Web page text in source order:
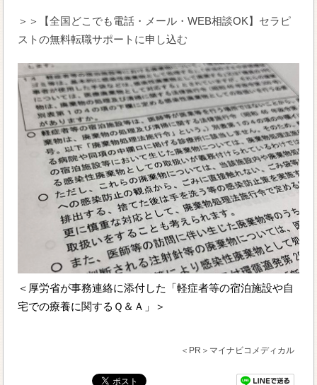
＞＞【全国どこでも電話・メール・WEB相談OK】セラピ
ストの無料転職サポートに申し込む
＜厚労省が事務連絡に添付した「軽症者等の宿泊施設や自
宅での療養に関するＱ＆Ａ」＞
＜PR＞マイナビコメディカル